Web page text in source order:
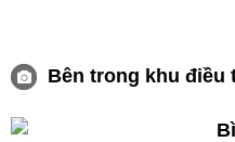
Bên trong khu